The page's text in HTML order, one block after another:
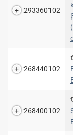
293360102
268440102
268400102